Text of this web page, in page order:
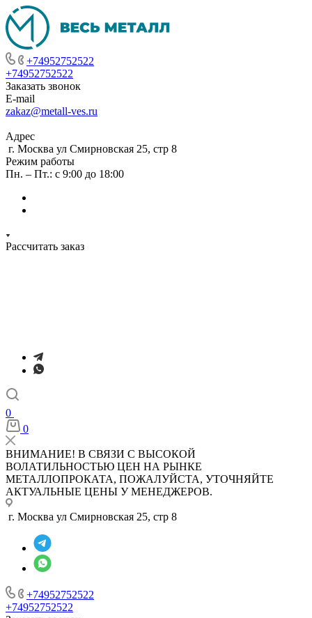
+74952752522
+74952752522
Заказать звонок
E-mail
zakaz@metall-ves.ru
Адрес
г. Москва ул Смирновская 25, стр 8
Режим работы
Пн. – Пт.: с 9:00 до 18:00
Рассчитать заказ
0
0
ВНИМАНИЕ! В СВЯЗИ С ВЫСОКОЙ
ВОЛАТИЛЬНОСТЬЮ ЦЕН НА РЫНКЕ
МЕТАЛЛОПРОКАТА, ПОЖАЛУЙСТА, УТОЧНЯЙТЕ
АКТУАЛЬНЫЕ ЦЕНЫ У МЕНЕДЖЕРОВ.
г. Москва ул Смирновская 25, стр 8
+74952752522
+74952752522